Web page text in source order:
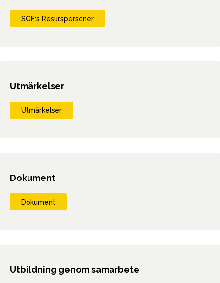
SGF:s Resurspersoner
Utmärkelser
Utmärkelser
Dokument
Dokument
Utbildning genom samarbete